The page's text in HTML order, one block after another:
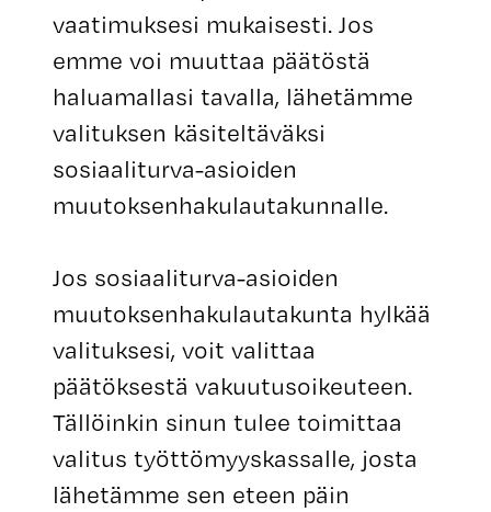
vaatimuksesi mukaisesti. Jos
emme voi muuttaa päätöstä
haluamallasi tavalla, lähetämme
valituksen käsiteltäväksi
sosiaaliturva-asioiden
muutoksenhakulautakunnalle.
Jos sosiaaliturva-asioiden
muutoksenhakulautakunta hylkää
valituksesi, voit valittaa
päätöksestä vakuutusoikeuteen.
Tällöinkin sinun tulee toimittaa
valitus työttömyyskassalle, josta
lähetämme sen eteen päin